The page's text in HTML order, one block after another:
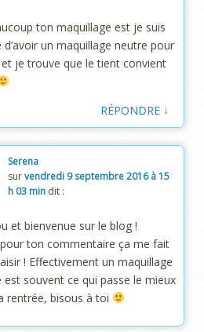
ton maquillage est je suis
d’avoir un maquillage neutre pour
je trouve que le tient convient
RÉPONDRE ↓
Serena
survendredi 9 septembre 2016 à 15
h 03 min dit :
et bienvenue sur le blog !
ton commentaire ça me fait
! Effectivement un maquillage
est souvent ce qui passe le mieux
rentrée, bisous à toi